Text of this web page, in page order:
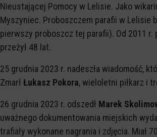
Nieustającej Pomocy w Lelisie. Jako
Myszyniec. Proboszczem parafii w Lelisie
pierwszy proboszcz tej parafii). Od 2011 r.
przeżył 48 lat.
25 grudnia 2023 r. nadeszła wiadomość,
Zmarł Łukasz Pokora, wieloletni piłkarz i
26 grudnia 2023 r. odszedł Marek
uważnego dokumentowania miejskich
trafiały wykonane nagrania i zdjęcia. Miał